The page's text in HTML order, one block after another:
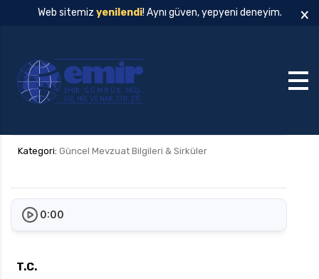
Web sitemiz yenilendi! Aynı güven, yepyeni deneyim. ×
Kategori: Güncel Mevzuat Bilgileri & Sirküler
0:00
T.C.